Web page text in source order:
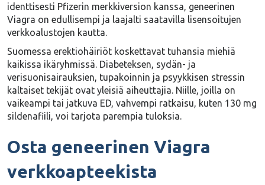
identtisesti Pfizerin merkkiversion kanssa, geneerinen
Viagra on edullisempi ja laajalti saatavilla lisensoitujen
verkkoalustojen kautta.
Suomessa erektiohäiriöt koskettavat tuhansia miehiä
kaikissa ikäryhmissä. Diabeteksen, sydän- ja
verisuonisairauksien, tupakoinnin ja psyykkisen stressin
kaltaiset tekijät ovat yleisiä aiheuttajia. Niille, joilla on
vaikeampi tai jatkuva ED, vahvempi ratkaisu, kuten 130 mg
sildenafiili, voi tarjota parempia tuloksia.
Osta geneerinen Viagra
verkkoapteekista